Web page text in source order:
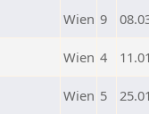
Wien 9
Wien 4
Wien 5